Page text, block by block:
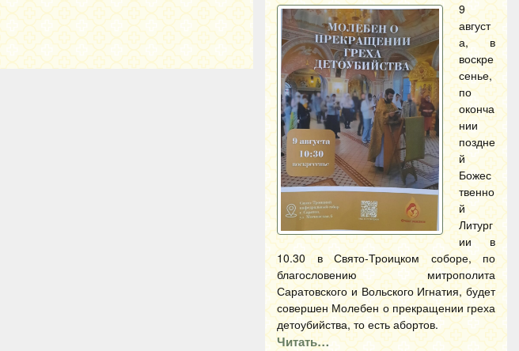
9
август
а, в
воскре
сенье,
по
оконча
нии
поздне
й
Божес
твенно
й
Литург
ии в
10.30 в Свято-Троицком соборе, по
благословению митрополита
Саратовского и Вольского Игнатия, будет
совершен Молебен о прекращении греха
детоубийства, то есть абортов.
Читать…